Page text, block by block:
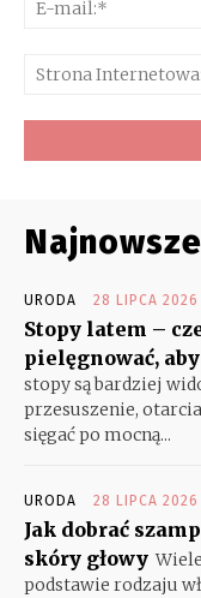
URODA 28 LIPCA 2026
Stopy latem –
pielęgnować,
stopy są bardziej
przesuszenie,
sięgać po mocną...
URODA 28 LIPCA 2026
Jak dobrać
skóry głowy
podstawie rodzaju